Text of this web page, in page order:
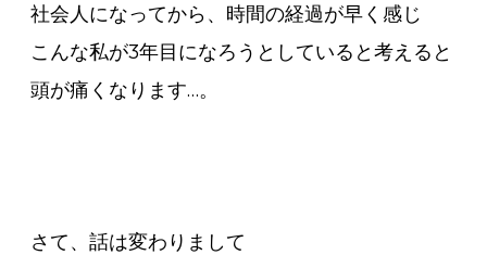
社会人になってから、時間の経過が早く感じ
こんな私が3年目になろうとしていると考えると
頭が痛くなります…。
さて、話は変わりまして